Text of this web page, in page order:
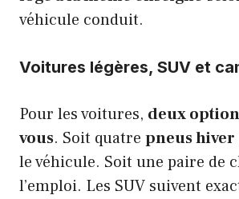
véhicule conduit.
Voitures légères, SUV et
Pour les voitures, deux
vous. Soit quatre pneus hiver
le véhicule. Soit une paire de
l’emploi. Les SUV suivent